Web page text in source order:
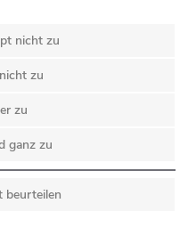
nicht zu
zu
zu
ganz zu
beurteilen